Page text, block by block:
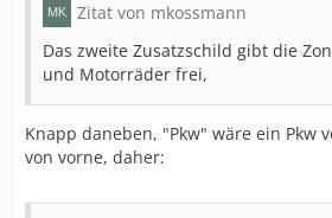
Zitat von mkossmann
Das zweite Zusatzschild gibt die
und Motorräder frei,
Knapp daneben, "Pkw" wäre ein Pkw
von vorne, daher: